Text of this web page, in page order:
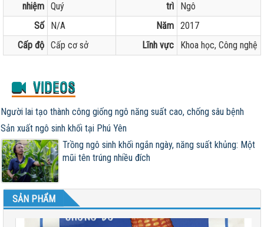
nhiệm Quý
trì
Ngô
Số
N/A Năm 2017
Cấp độ Cấp cơ sở Lĩnh vực Khoa học, Công nghệ
VIDEOS
Người lai tạo thành công giống ngô năng suất cao, chống sâu bệnh
Sản xuất ngô sinh khối tại Phú Yên
Trồng ngô sinh khối ngắn ngày, năng suất khủng: Một
mũi tên trúng nhiều đích
SẢN PHẨM